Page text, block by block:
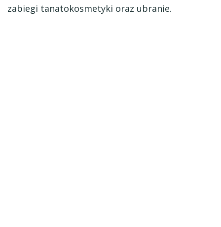
zabiegi tanatokosmetyki oraz ubranie.